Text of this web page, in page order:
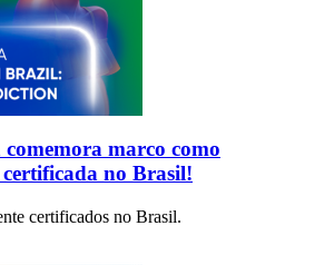
marco como
no Brasil!
certificados no Brasil.